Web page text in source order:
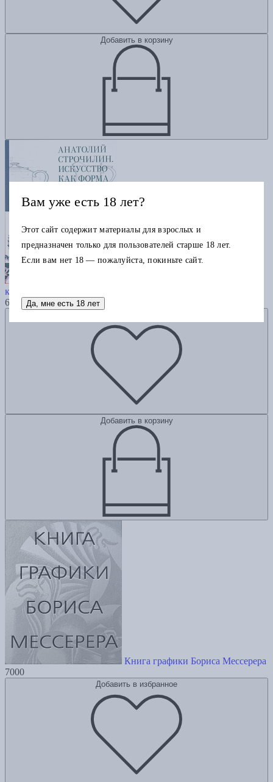
Добавить в корзину
как форма жизни
6600
Добавить в корзину
Книга графики Бориса Мессерера
7000
Добавить в избранное
Вам уже есть 18 лет?
Этот сайт содержит материалы для взрослых и
предназначен только для пользователей старше 18 лет.
Если вам нет 18 — пожалуйста, покиньте сайт.
Да, мне есть 18 лет